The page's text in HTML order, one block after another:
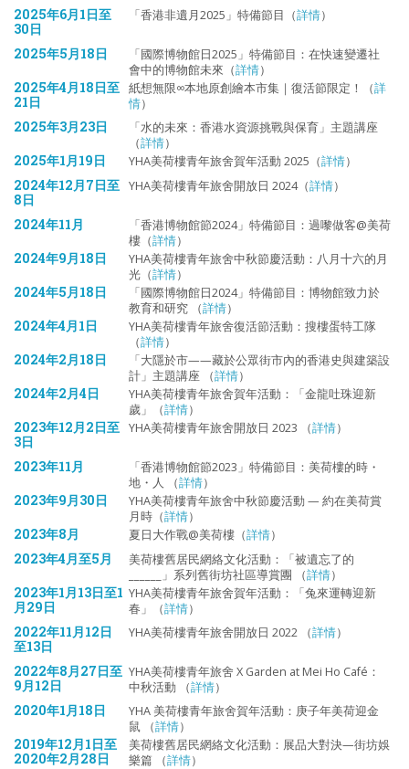
2025年6月1日至
30日
「香港非遺月2025」特備節目（詳情）
2025年5月18日
「國際博物館日2025」特備節目：在快速變遷社
會中的博物館未來（詳情）
2025年4月18日至
21日
紙想無限∞本地原創繪本市集｜復活節限定！（詳
情）
2025年3月23日
「水的未來：香港水資源挑戰與保育」主題講座
（詳情）
2025年1月19日 YHA美荷樓青年旅舍賀年活動 2025（詳情）
2024年12月7日至
8日
YHA美荷樓青年旅舍開放日 2024（詳情）
2024年11月
「香港博物館節2024」特備節目：過嚟做客@美荷
樓（詳情）
2024年9月18日
YHA美荷樓青年旅舍中秋節慶活動：八月十六的月
光（詳情）
2024年5月18日
「國際博物館日2024」特備節目：博物館致力於
教育和研究 （詳情）
2024年4月1日
YHA美荷樓青年旅舍復活節活動：搜樓蛋特工隊
（詳情）
2024年2月18日
「大隱於市——藏於公眾街市內的香港史與建築設
計」主題講座 （詳情）
2024年2月4日
YHA美荷樓青年旅舍賀年活動：「金龍吐珠迎新
歲」（詳情）
2023年12月2日至
3日
YHA美荷樓青年旅舍開放日 2023 （詳情）
2023年11月
「香港博物館節2023」特備節目：美荷樓的時・
地・人 （詳情）
2023年9月30日
YHA美荷樓青年旅舍中秋節慶活動 — 約在美荷賞
月時（詳情）
2023年8月 夏日大作戰@美荷樓（詳情）
2023年4月至5月
美荷樓舊居民網絡文化活動：「被遺忘了的
______」系列舊街坊社區導賞團 （詳情）
2023年1月13日至1
月29日
YHA美荷樓青年旅舍賀年活動：「兔來運轉迎新
春」（詳情）
2022年11月12日
至13日
YHA美荷樓青年旅舍開放日 2022 （詳情）
2022年8月27日至
9月12日
YHA美荷樓青年旅舍 X Garden at Mei Ho Café：
中秋活動 （詳情）
2020年1月18日
YHA 美荷樓青年旅舍賀年活動：庚子年美荷迎金
鼠 （詳情）
2019年12月1日至
2020年2月28日
美荷樓舊居民網絡文化活動：展品大對決—街坊娛
樂篇 （詳情）